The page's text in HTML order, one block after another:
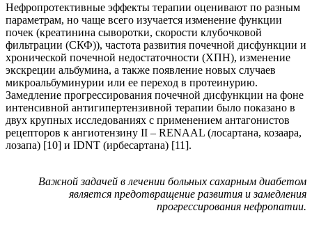
Нефропротективные эффекты терапии оценивают по разным
параметрам, но чаще всего изучается изменение функции
почек (креатинина сыворотки, скорости клубочковой
фильтрации (СКФ)), частота развития почечной дисфункции и
хронической почечной недостаточности (ХПН), изменение
экскреции альбумина, а также появление новых случаев
микроальбуминурии или ее переход в протеинурию.
Замедление прогрессирования почечной дисфункции на фоне
интенсивной антигипертензивной терапии было показано в
двух крупных исследованиях с применением антагонистов
рецепторов к ангиотензину II – RENAAL (лосартана, козаара,
лозапа) [10] и IDNT (ирбесартана) [11].
Важной задачей в лечении больных сахарным диабетом
является предотвращение развития и замедления
прогрессирования нефропатии.